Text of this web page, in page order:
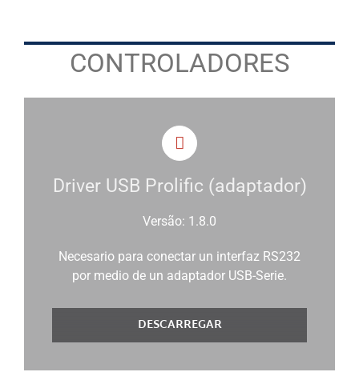
CONTROLADORES
Driver USB Prolific (adaptador)
Versão: 1.8.0
Necesario para conectar un interfaz RS232
por medio de un adaptador USB-Serie.
DESCARREGAR